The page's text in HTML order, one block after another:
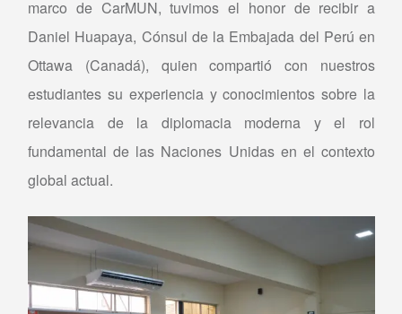
marco de CarMUN, tuvimos el honor de recibir a
Daniel Huapaya, Cónsul de la Embajada del Perú en
Ottawa (Canadá), quien compartió con nuestros
estudiantes su experiencia y conocimientos sobre la
relevancia de la diplomacia moderna y el rol
fundamental de las Naciones Unidas en el contexto
global actual.